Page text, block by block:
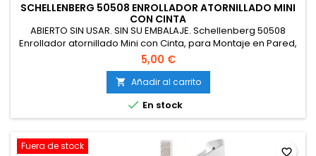
SCHELLENBERG 50508 ENROLLADOR ATORNILLADO MINI
CON CINTA
ABIERTO SIN USAR. SIN SU EMBALAJE. Schellenberg 50508
Enrollador atornillado Mini con Cinta, para Montaje en Pared,
Color marrón
5,00 €
 Añadir al carrito
 En stock
Fuera de stock favorite_border